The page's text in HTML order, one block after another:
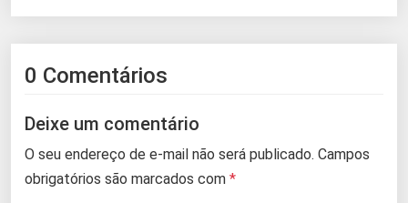
0 Comentários
Deixe um comentário
O seu endereço de e-mail não será publicado. Campos
obrigatórios são marcados com *